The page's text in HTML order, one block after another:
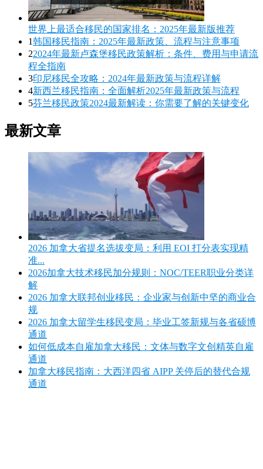
世界上最适合移民的国家排名：2025年最新版推荐
1韩国移民指南：2025年最新政策、流程与注意事项
22024年最新卢森堡移民政策解析：条件、费用与申请流
程全指南
3印尼移民全攻略：2024年最新政策与流程详解
4新西兰移民指南：全面解析2025年最新政策与流程
5芬兰移民政策2024最新解读：你需要了解的关键变化
最新文章
2026 加拿大省提名选拔变局：利用 EOI 打分表实现精
准...
2026加拿大技术移民加分规则：NOC/TEER职业分类详
解
2026 加拿大联邦创业移民：企业家与创新中坚的商业合
规
2026 加拿大留学生移民变局：毕业工签新规与各省硕博
通道
如何低成本自雇加拿大移民：文体与数字文创精英自雇
通道
加拿大移民指南：大西洋四省 AIPP 关停后的替代合规
通道